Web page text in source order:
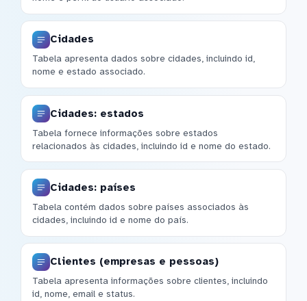
Cidades
Tabela apresenta dados sobre cidades, incluindo id,
nome e estado associado.
Cidades: estados
Tabela fornece informações sobre estados
relacionados às cidades, incluindo id e nome do estado.
Cidades: países
Tabela contém dados sobre países associados às
cidades, incluindo id e nome do país.
Clientes (empresas e pessoas)
Tabela apresenta informações sobre clientes, incluindo
id, nome, email e status.